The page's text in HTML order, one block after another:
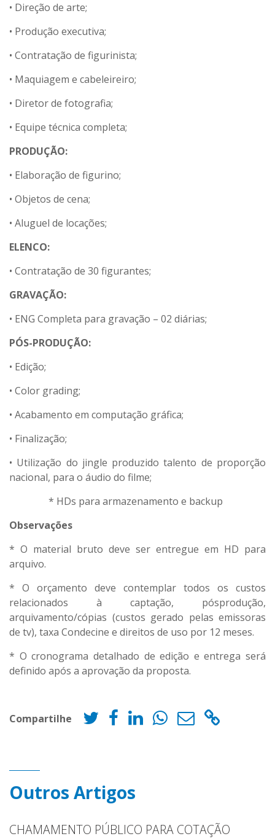
• Direção de arte;
• Produção executiva;
• Contratação de figurinista;
• Maquiagem e cabeleireiro;
• Diretor de fotografia;
• Equipe técnica completa;
PRODUÇÃO:
• Elaboração de figurino;
• Objetos de cena;
• Aluguel de locações;
ELENCO:
• Contratação de 30 figurantes;
GRAVAÇÃO:
• ENG Completa para gravação – 02 diárias;
PÓS-PRODUÇÃO:
• Edição;
• Color grading;
• Acabamento em computação gráfica;
• Finalização;
• Utilização do jingle produzido talento de proporção
nacional, para o áudio do filme;
* HDs para armazenamento e backup
Observações
* O material bruto deve ser entregue em HD para
arquivo.
* O orçamento deve contemplar todos os custos
relacionados à captação, pósprodução,
arquivamento/cópias (custos gerado pelas emissoras
de tv), taxa Condecine e direitos de uso por 12 meses.
* O cronograma detalhado de edição e entrega será
definido após a aprovação da proposta.
Compartilhe
Outros Artigos
CHAMAMENTO PÚBLICO PARA COTAÇÃO